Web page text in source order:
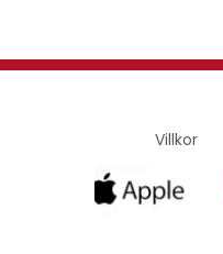
Villkor